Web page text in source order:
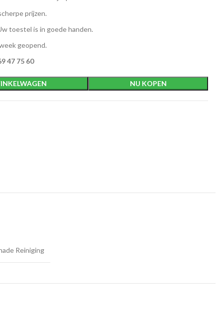
prijzen.
toestel is in goede handen.
geopend.
47 75 60
NU KOPEN
Reiniging